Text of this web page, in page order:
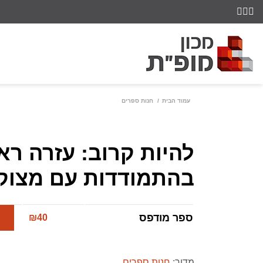
עמוד הבית חנות ספרים
להיות קרוב: עזרה
בהתמודדות עם
ספר מודפס ₪40